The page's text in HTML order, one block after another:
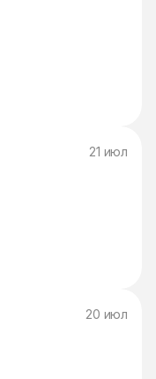
21 июл
20 июл